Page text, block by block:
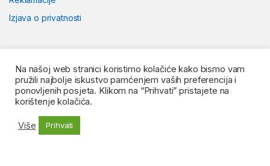
Izjava o privatnosti
Na našoj web stranici koristimo kolačiće kako bismo vam
pružili najbolje iskustvo pamćenjem vaših preferencija i
ponovljenih posjeta. Klikom na “Prihvati” pristajete na
korištenje kolačića.
Više Prihvati